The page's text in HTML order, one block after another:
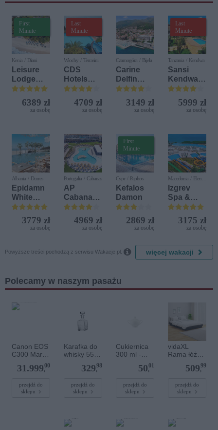
Wiednia"
First
Minute
Kenia / Diani
Leisure
Lodge
Beach &
Golf
Resort by
Diamonds
6389 zł
za osobę
Last
Minute
Włochy / Terrasini
CDS
Hotels
Terrasini
(ex. Citta
del Mare)
4709 zł
za osobę
Czarnogóra / Bijela
Carine
Delfin
Bijela (ex.
Iberostar
Bijela
3149 zł
za osobę
Last
Minute
Tanzania / Kendwa
Sansi
Kendwa
Beach
Resort
5999 zł
za osobę
Albania / Durres
Epidamn
White
Sensation
3779 zł
za osobę
Portugalia / Cabanas
AP
Cabanas
Beach &
Nature
4969 zł
za osobę
First
Minute
Cypr / Paphos
Kefalos
Damon
2869 zł
za osobę
Macedonia / Elen
Kamen
Izgrev
Spa &
Aquapark
3175 zł
za osobę
Powyższe treści pochodzą z serwisu Wakacje.pl.  więcej wakacji
Polecamy w naszym pasażu
Canon EOS
C300 Mark
rozszerzaja
EXPANSION
EMEA
31.999,
00
przejdź do
sklepu
Karafka do
whisky 550
ml - Teroso
Unique329,
98
przejdź do
sklepu
Cukiernica
300 ml -
DALIA C001
Niedekorow
50,
01
przejdź do
sklepu
vidaXL
Rama łóżka,
drewno,
cm,
podwójna
509,
99
przejdź do
sklepu